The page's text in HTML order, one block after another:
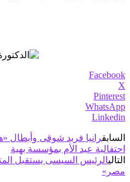
Facebook
X
Pinterest
WhatsApp
Linkedin
السابقرانيا فريد شوقى وأبطال
احتفالية عيد الأم بمؤسسة بهية
التاليالرئيس السيسى يستقبل
مصر»